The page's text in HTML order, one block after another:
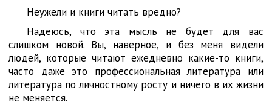
Неужели и книги читать вредно?
Надеюсь, что эта мысль не будет для вас
слишком новой. Вы, наверное, и без меня видели
людей, которые читают ежедневно какие-то книги,
часто даже это профессиональная литература или
литература по личностному росту и ничего в их жизни
не меняется.